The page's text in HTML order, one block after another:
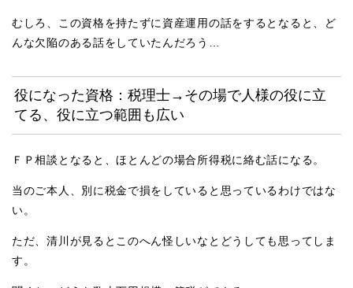
むしろ、この資格を持たずに資産運用の話をするとなると、ど
んな欠陥のある話をしていたんだろう…
役になった資格：税理士→その場で人様の役に立
てる、役に立つ範囲も広い
ＦＰ相談となると、ほとんどの場合所得税に絡む話になる。
当のご本人、別に税金で損をしていると思っているわけではな
い。
ただ、清川が見るとこのへん怪しいなとどうしても思ってしま
す。